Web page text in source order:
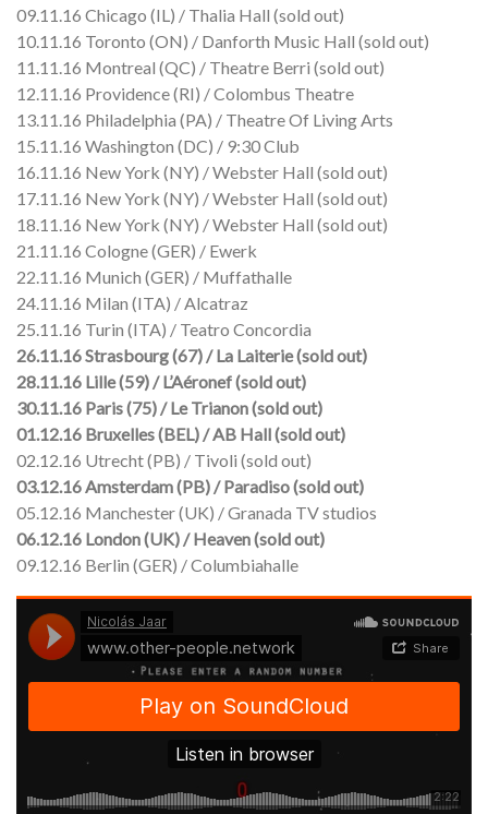
09.11.16 Chicago (IL) / Thalia Hall (sold out)
10.11.16 Toronto (ON) / Danforth Music Hall (sold out)
11.11.16 Montreal (QC) / Theatre Berri (sold out)
12.11.16 Providence (RI) / Colombus Theatre
13.11.16 Philadelphia (PA) / Theatre Of Living Arts
15.11.16 Washington (DC) / 9:30 Club
16.11.16 New York (NY) / Webster Hall (sold out)
17.11.16 New York (NY) / Webster Hall (sold out)
18.11.16 New York (NY) / Webster Hall (sold out)
21.11.16 Cologne (GER) / Ewerk
22.11.16 Munich (GER) / Muffathalle
24.11.16 Milan (ITA) / Alcatraz
25.11.16 Turin (ITA) / Teatro Concordia
26.11.16 Strasbourg (67) / La Laiterie (sold out)
28.11.16 Lille (59) / L’Aéronef (sold out)
30.11.16 Paris (75) / Le Trianon (sold out)
01.12.16 Bruxelles (BEL) / AB Hall (sold out)
02.12.16 Utrecht (PB) / Tivoli (sold out)
03.12.16 Amsterdam (PB) / Paradiso (sold out)
05.12.16 Manchester (UK) / Granada TV studios
06.12.16 London (UK) / Heaven (sold out)
09.12.16 Berlin (GER) / Columbiahalle